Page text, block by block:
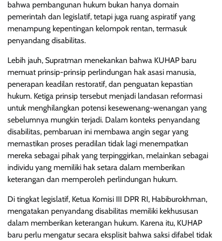
bahwa pembangunan hukum bukan hanya domain
pemerintah dan legislatif, tetapi juga ruang aspiratif yang
menampung kepentingan kelompok rentan, termasuk
penyandang disabilitas.
Lebih jauh, Supratman menekankan bahwa KUHAP baru
memuat prinsip-prinsip perlindungan hak asasi manusia,
penerapan keadilan restoratif, dan penguatan kepastian
hukum. Ketiga prinsip tersebut menjadi landasan reformasi
untuk menghilangkan potensi kesewenang-wenangan yang
sebelumnya mungkin terjadi. Dalam konteks penyandang
disabilitas, pembaruan ini membawa angin segar yang
memastikan proses peradilan tidak lagi menempatkan
mereka sebagai pihak yang terpinggirkan, melainkan sebagai
individu yang memiliki hak setara dalam memberikan
keterangan dan memperoleh perlindungan hukum.
Di tingkat legislatif, Ketua Komisi III DPR RI, Habiburokhman,
mengatakan penyandang disabilitas memiliki kekhususan
dalam memberikan keterangan hukum. Karena itu, KUHAP
baru perlu mengatur secara eksplisit bahwa saksi difabel tidak